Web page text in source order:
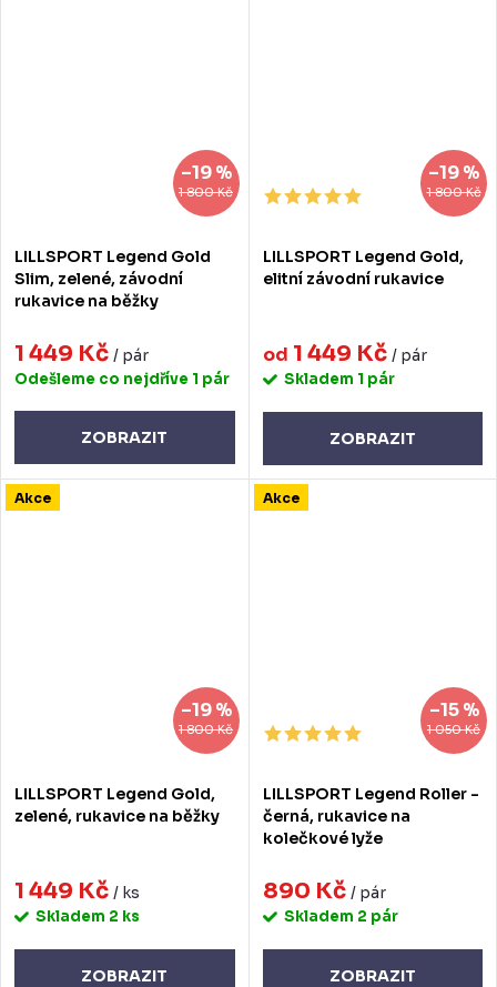
1 800 Kč
–19 %
LILLSPORT Legend Gold
Slim, zelené, závodní
rukavice na běžky
1 449 Kč / pár
Odešleme co nejdříve 1 pár
ZOBRAZIT
1 800 Kč
–19 %
LILLSPORT Legend Gold,
elitní závodní rukavice
od 1 449 Kč / pár
Skladem 1 pár
ZOBRAZIT
Akce
1 800 Kč
–19 %
LILLSPORT Legend Gold,
zelené, rukavice na běžky
1 449 Kč / ks
Skladem 2 ks
ZOBRAZIT
Akce
1 050 Kč
–15 %
LILLSPORT Legend Roller -
černá, rukavice na
kolečkové lyže
890 Kč / pár
Skladem 2 pár
ZOBRAZIT